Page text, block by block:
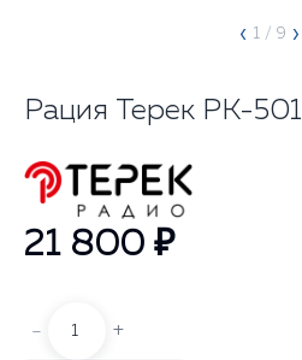
‹ 1 / 9 ›
Рация Терек РК-501
21 800 ₽
- +